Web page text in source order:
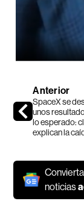
Anterior
SpaceX se
unos
lo esperado:
explican la
noticias